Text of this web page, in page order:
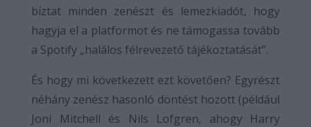
bíztat minden zenészt és lemezkiadót, hogy
hagyja el a platformot és ne támogassa tovább
a Spotify „halálos félrevezető tájékoztatását”.
És hogy mi következett ezt követően? Egyrészt
néhány zenész hasonló döntést hozott (például
Joni Mitchell és Nils Lofgren, ahogy Harry